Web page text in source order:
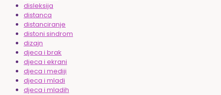
disleksija
distanca
distanciranje
distoni sindrom
dizajn
djeca i brak
djeca i ekrani
djeca i mediji
djeca i mladi
djeca i mladih